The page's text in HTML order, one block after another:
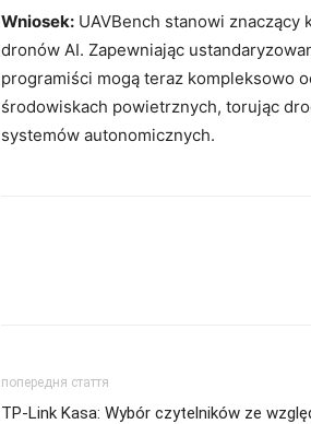
Wniosek: UAVBench stanowi
dronów AI. Zapewniając
programiści mogą teraz kompleksowo
środowiskach powietrznych, torując
systemów autonomicznych.
попередня стаття
TP-Link Kasa: Wybór czytelników ze